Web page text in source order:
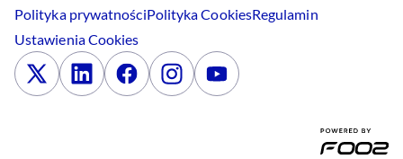
Polityka prywatnościPolitykaCookiesRegulamin
UstawieniaCookies
x LinkedinFacebookInstagramYoutube